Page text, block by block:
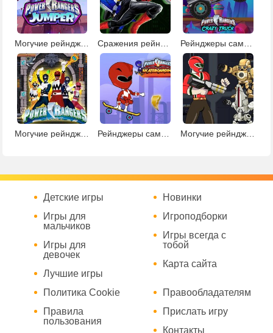
Могучие рейнджеры прыгалка
Могучие рейнджеры: булавки Могучие рейнджеры против роботов
Детские игры
Игры для
мальчиков
Игры для
девочек
Лучшие игры
Новинки
Игроподборки
Игры всегда с
тобой
Карта сайта
Политика Cookie
Правила
пользования
Правообладателям
Прислать игру
Контакты